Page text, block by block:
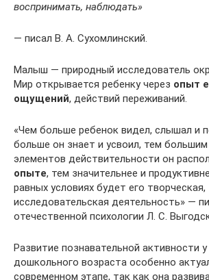
воспринимать, наблюдать»
— писал В. А. Сухомлинский.
Малыш — природный исследователь
Мир открывается ребенку через опыт
ощущений, действий переживаний.
«Чем больше ребенок видел, слышал и
больше он знает и усвоил, тем
элементов действительности он
опыте, тем значительнее и
равных условиях будет его творческая,
исследовательская деятельность» —
отечественной психологии Л. С.
Развитие познавательной активности
дошкольного возраста особенно
современном этапе, так как она